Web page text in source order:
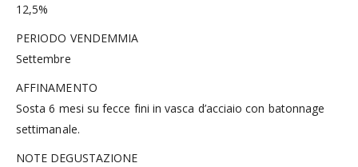
12,5%
PERIODO VENDEMMIA
Settembre
AFFINAMENTO
Sosta 6 mesi su fecce fini in vasca d’acciaio con batonnage
settimanale.
NOTE DEGUSTAZIONE